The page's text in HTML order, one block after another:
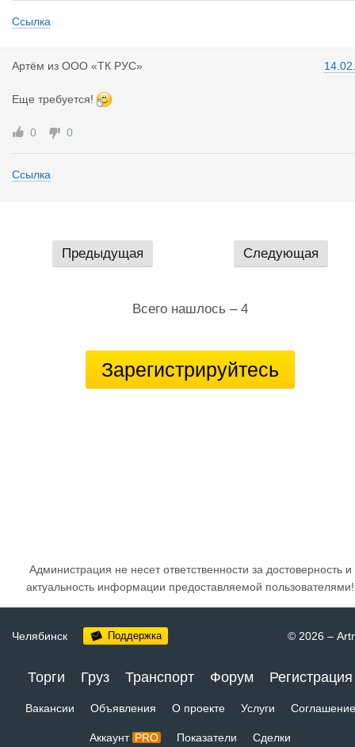
Ссылка
Артём из ООО «ТК РУС»
Еще требуется!
0 0
Ссылка
Предыдущая Следующая
Всего нашлось – 4
Зарегистрируйтесь
Администрация не несет ответственности за достоверность и
актуальность информации предоставляемой пользователями!
Челябинск Поддержка © 2026 –
Торги Груз Транспорт Форум Регистрация
Вакансии Объявления О проекте Услуги Соглашение
Аккаунт PRO Показатели Сделки